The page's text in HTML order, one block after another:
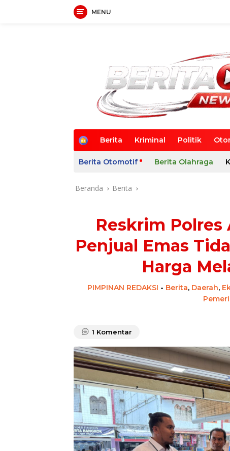
MENU
B
a
d
Berita Kriminal Politik
Berita Otomotif Berita Olahraga
Beranda Berita
Reskrim
Penjual Emas
Harga
PIMPINAN REDAKSI - Berita, Daerah,
1 Komentar